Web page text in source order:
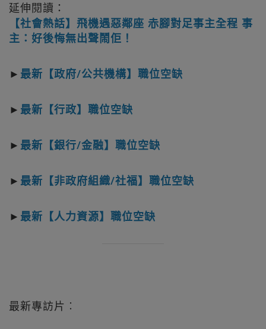
延伸閱讀：
【社會熱話】飛機遇惡鄰座 赤腳對足事主全程 事
主：好後悔無出聲鬧佢！
► 最新【政府/公共機構】職位空缺
► 最新【行政】職位空缺
► 最新【銀行/金融】職位空缺
► 最新【非政府組織/社福】職位空缺
► 最新【人力資源】職位空缺
最新專訪片︰